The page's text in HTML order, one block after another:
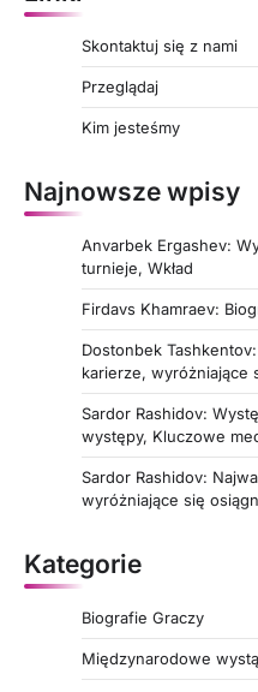
Skontaktuj się z nami
Przeglądaj
Kim jesteśmy
Najnowsze wpisy
Anvarbek Ergashev:
turnieje, Wkład
Firdavs Khamraev:
Dostonbek
karierze, wyróżniające
Sardor Rashidov:
występy, Kluczowe
Sardor Rashidov:
wyróżniające się
Kategorie
Biografie Graczy
Międzynarodowe